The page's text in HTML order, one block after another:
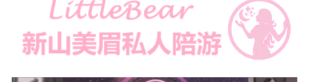
Local本地
下载App